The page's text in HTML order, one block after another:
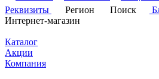
Реквизиты
Регион Поиск
Интернет-магазин
Каталог
Акции
Компания